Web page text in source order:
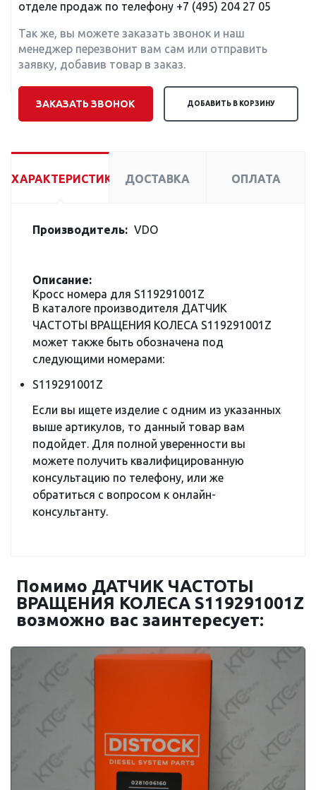
отделе продаж по телефону +7 (495) 204 27 05
Так же, вы можете заказать звонок и наш
менеджер перезвонит вам сам или отправить
заявку, добавив товар в заказ.
ЗАКАЗАТЬ ЗВОНОК ДОБАВИТЬ В КОРЗИНУ
ХАРАКТЕРИСТИКИ ДОСТАВКА ОПЛАТА
Производитель: VDO
Описание:
Кросс номера для S119291001Z
В каталоге производителя ДАТЧИК
ЧАСТОТЫ ВРАЩЕНИЯ КОЛЕСА S119291001Z
может также быть обозначена под
следующими номерами:
S119291001Z
Если вы ищете изделие с одним из указанных
выше артикулов, то данный товар вам
подойдет. Для полной уверенности вы
можете получить квалифицированную
консультацию по телефону, или же
обратиться с вопросом к онлайн-
консультанту.
Помимо ДАТЧИК ЧАСТОТЫ
ВРАЩЕНИЯ КОЛЕСА S119291001Z
возможно вас заинтересует: